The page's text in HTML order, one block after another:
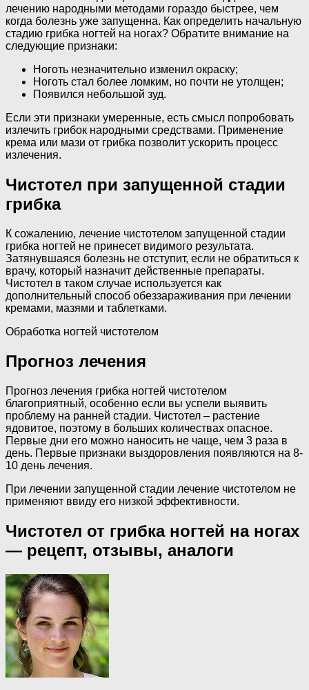
лечению народными методами гораздо быстрее, чем
когда болезнь уже запущенна. Как определить начальную
стадию грибка ногтей на ногах? Обратите внимание на
следующие признаки:
Ноготь незначительно изменил окраску;
Ноготь стал более ломким, но почти не утолщен;
Появился небольшой зуд.
Если эти признаки умеренные, есть смысл попробовать
излечить грибок народными средствами. Применение
крема или мази от грибка позволит ускорить процесс
излечения.
Чистотел при запущенной стадии
грибка
К сожалению, лечение чистотелом запущенной стадии
грибка ногтей не принесет видимого результата.
Затянувшаяся болезнь не отступит, если не обратиться к
врачу, который назначит действенные препараты.
Чистотел в таком случае используется как
дополнительный способ обеззараживания при лечении
кремами, мазями и таблетками.
Обработка ногтей чистотелом
Прогноз лечения
Прогноз лечения грибка ногтей чистотелом
благоприятный, особенно если вы успели выявить
проблему на ранней стадии. Чистотел – растение
ядовитое, поэтому в больших количествах опасное.
Первые дни его можно наносить не чаще, чем 3 раза в
день. Первые признаки выздоровления появляются на 8-
10 день лечения.
При лечении запущенной стадии лечение чистотелом не
применяют ввиду его низкой эффективности.
Чистотел от грибка ногтей на ногах
— рецепт, отзывы, аналоги